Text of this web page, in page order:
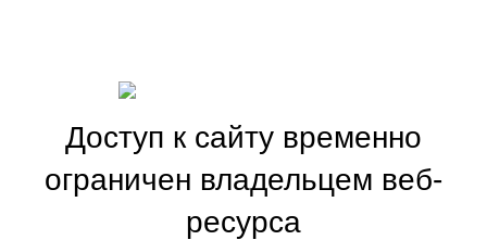
Доступ к сайту временно
ограничен владельцем веб-
ресурса